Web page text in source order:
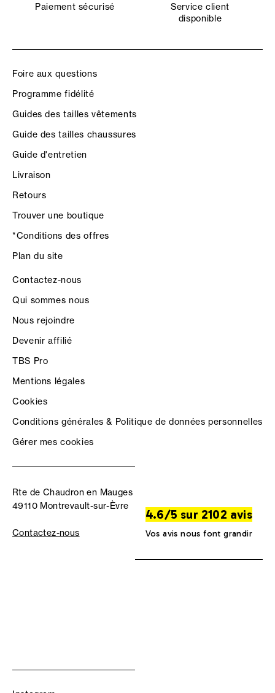
Paiement sécurisé
Service client
disponible
Foire aux questions
Programme fidélité
Guides des tailles vêtements
Guide des tailles chaussures
Guide d'entretien
Livraison
Retours
Trouver une boutique
*Conditions des offres
Plan du site
Contactez-nous
Qui sommes nous
Nous rejoindre
Devenir affilié
TBS Pro
Mentions légales
Cookies
Conditions générales & Politique de données personnelles
Gérer mes cookies
Rte de Chaudron en Mauges
49110 Montrevault-sur-Èvre
Contactez-nous
4.6/5 sur 2102 avis
Vos avis nous font grandir